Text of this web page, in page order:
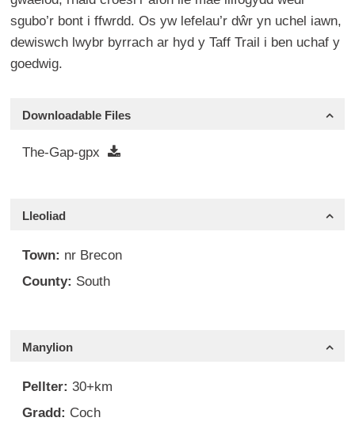
sgubo’r bont i ffwrdd. Os yw lefelau’r dŵr yn uchel iawn,
dewiswch lwybr byrrach ar hyd y Taff Trail i ben uchaf y
goedwig.
Downloadable Files
The-Gap-gpx
Lleoliad
Town: nr Brecon
County: South
Manylion
Pellter: 30+km
Gradd: Coch